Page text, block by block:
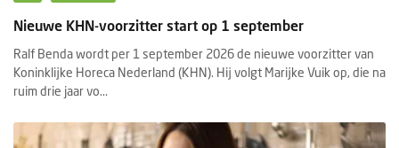
Nieuwe KHN-voorzitter start op 1 september
Ralf Benda wordt per 1 september 2026 de nieuwe voorzitter van
Koninklijke Horeca Nederland (KHN). Hij volgt Marijke Vuik op, die na
ruim drie jaar vo...